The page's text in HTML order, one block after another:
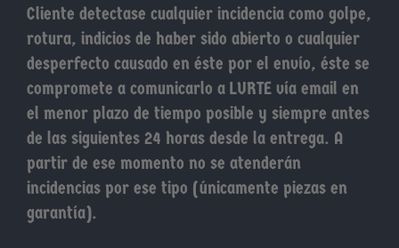
Cliente detectase cualquier incidencia como golpe,
rotura, indicios de haber sido abierto o cualquier
desperfecto causado en éste por el envío, éste se
compromete a comunicarlo a LURTE vía email en
el menor plazo de tiempo posible y siempre antes
de las siguientes 24 horas desde la entrega. A
partir de ese momento no se atenderán
incidencias por ese tipo (únicamente piezas en
garantía).